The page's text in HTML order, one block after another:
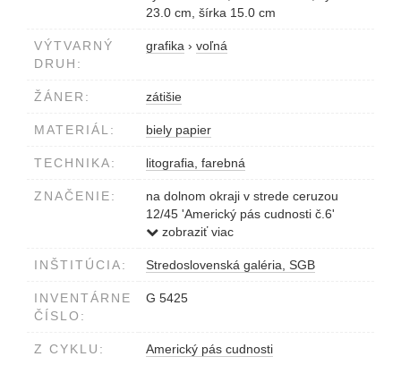
23.0 cm, šírka 15.0 cm
VÝTVARNÝ
DRUH:
grafika › voľná
ŽÁNER: zátišie
MATERIÁL: biely papier
TECHNIKA: litografia, farebná
ZNAČENIE:
na dolnom okraji v strede ceruzou
12/45 'Americký pás cudnosti č.6'
Gažovič 85
zobraziť viac
INŠTITÚCIA: Stredoslovenská galéria, SGB
INVENTÁRNE
ČÍSLO:
G 5425
Z CYKLU: Americký pás cudnosti